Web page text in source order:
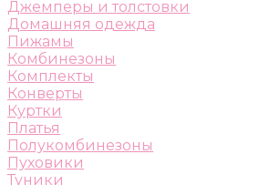
Джемперы и толстовки
Домашняя одежда
Пижамы
Комбинезоны
Комплекты
Конверты
Куртки
Платья
Полукомбинезоны
Пуховики
Туники